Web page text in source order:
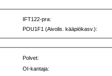
IFT122-pra:
POU1F1 (Aivolis. kääpiökasv.):
Polvet:
OI-kantaja: